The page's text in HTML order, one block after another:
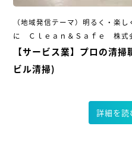
（地域発信テーマ）明るく・楽
に Ｃｌｅａｎ＆Ｓａｆｅ 株式
【サービス業】プロの清
ビル清掃)
詳細を読